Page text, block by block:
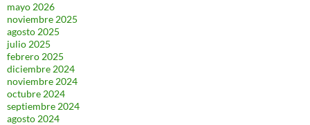
mayo 2026
noviembre 2025
agosto 2025
julio 2025
febrero 2025
diciembre 2024
noviembre 2024
octubre 2024
septiembre 2024
agosto 2024